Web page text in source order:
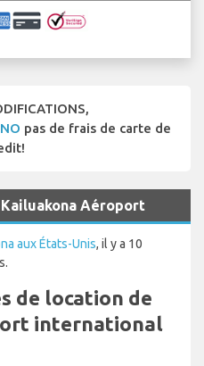
NO pas de frais de carte de
Aéroport
aux États-Unis, il y a 10
de location de
international